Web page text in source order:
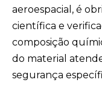
aeroespacial, é
científica e
composição
do material
segurança